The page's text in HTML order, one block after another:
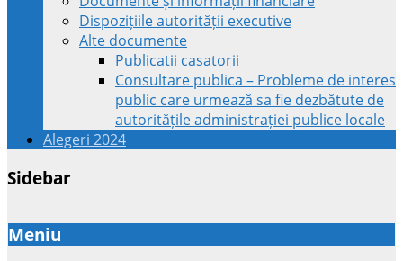
Dispozițiile autorității executive
Alte documente
Publicatii casatorii
Consultare publica – Probleme de interes
public care urmează sa fie dezbătute de
autoritățile administrației publice locale
Alegeri 2024
Sidebar
Meniu